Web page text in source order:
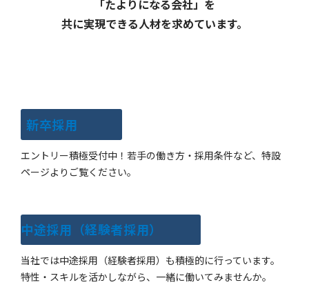
お役立ち記事
「たよりになる会社」を
共に実現できる人材を求めています。
新卒採用
エントリー積極受付中！若手の働き方・採用条件など、特設
ページよりご覧ください。
​中途採用（経験者採用）
当社では中途採用（経験者採用）も積極的に行っています。
特性・スキルを活かしながら、一緒に働いてみませんか。